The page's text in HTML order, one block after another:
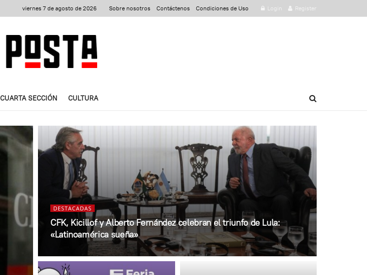
viernes 7 de agosto de 2026 Sobre nosotros Contáctenos Condiciones de Uso Login Register
CUARTA SECCIÓN CULTURA
DESTACADAS
CFK, Kicillof y Alberto Fernández celebran el triunfo de Lula:
«Latinoamérica sueña»